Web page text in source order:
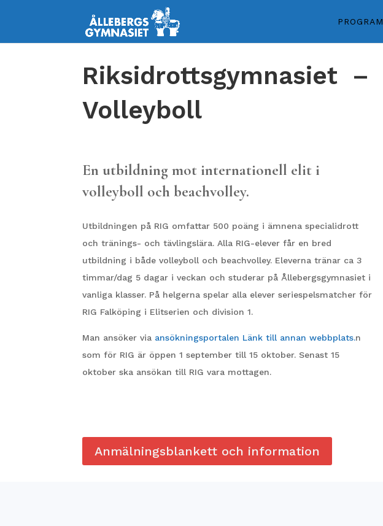
PROGRAM
Riksidrottsgymnasiet –
Volleyboll
En utbildning mot internationell elit i
volleyboll och beachvolley.
Utbildningen på RIG omfattar 500 poäng i ämnena specialidrott
och tränings- och tävlingslära. Alla RIG-elever får en bred
utbildning i både volleyboll och beachvolley. Eleverna tränar ca 3
timmar/dag 5 dagar i veckan och studerar på Ållebergsgymnasiet i
vanliga klasser. På helgerna spelar alla elever seriespelsmatcher för
RIG Falköping i Elitserien och division 1.
Man ansöker via ansökningsportalen Länk till annan webbplats.n
som för RIG är öppen 1 september till 15 oktober. Senast 15
oktober ska ansökan till RIG vara mottagen.
Anmälningsblankett och information